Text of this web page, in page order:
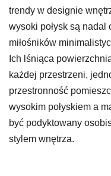
trendy w designie
wysoki połysk są
miłośników
Ich lśniąca
każdej przestrzeni,
przestronność
wysokim połyskiem a
być podyktowany
stylem wnętrza.